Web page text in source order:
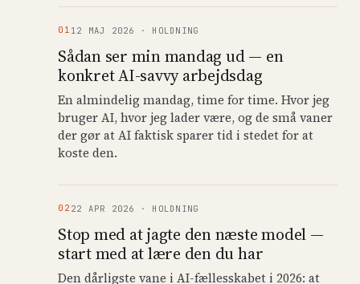
01 12 MAJ 2026 · HOLDNING
Sådan ser min mandag ud — en
konkret AI-savvy arbejdsdag
En almindelig mandag, time for time. Hvor jeg
bruger AI, hvor jeg lader være, og de små vaner
der gør at AI faktisk sparer tid i stedet for at
koste den.
02 22 APR 2026 · HOLDNING
Stop med at jagte den næste model —
start med at lære den du har
Den dårligste vane i AI-fællesskabet i 2026: at